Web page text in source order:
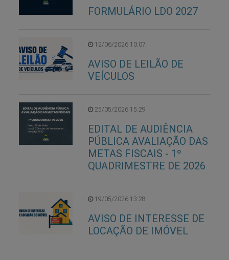
FORMULÁRIO LDO 2027
12/06/2026 10:07
AVISO DE LEILÃO DE
VEÍCULOS
25/05/2026 15:29
EDITAL DE AUDIÊNCIA
PÚBLICA AVALIAÇÃO DAS
METAS FISCAIS - 1º
QUADRIMESTRE DE 2026
19/05/2026 13:28
AVISO DE INTERESSE DE
LOCAÇÃO DE IMÓVEL